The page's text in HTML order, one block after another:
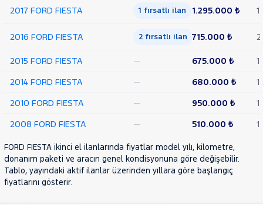
2017 FORD FIESTA 1 fırsatlı ilan 1.295.000 ₺ 1
2016 FORD FIESTA 2 fırsatlı ilan 715.000 ₺ 2
2015 FORD FIESTA — 675.000 ₺
1
2014 FORD FIESTA
— 680.000 ₺
1
2010 FORD FIESTA
— 950.000 ₺
1
2008 FORD FIESTA
— 510.000 ₺ 1
FORD FIESTA ikinci el ilanlarında fiyatlar model yılı, kilometre,
donanım paketi ve aracın genel kondisyonuna göre değişebilir.
Tablo, yayındaki aktif ilanlar üzerinden yıllara göre başlangıç
fiyatlarını gösterir.